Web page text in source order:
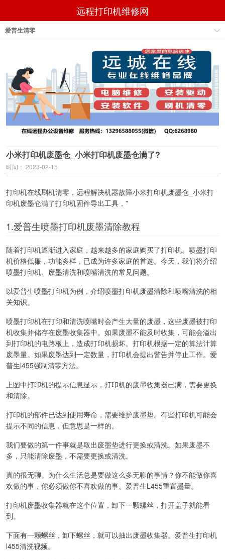
远程打印机维修网
爱普生清零
小米打印机废墨仓_小米打印机废墨仓满了?
时间： 2023-02-15
打印机在线刷机清零，远程解决机器故障小米打印机废墨仓_小米打
印机废墨仓满了打印机固件导出工具，”
1.爱普生喷墨打印机废墨清除教程
随着打印机逐渐进入家庭，越来越多的家庭购买了打印机。喷墨打印
机价格低廉，功能多样，已成为许多家庭的首选。今天，我们将介绍
喷墨打印机、废墨清洗和喷嘴清洗的常见问题。
以爱普生喷墨打印机为例，介绍喷墨打印机废墨清除和喷嘴清洗的相
关知识。
喷墨打印机在打印和清洗喷嘴时会产生大量的废墨，这些废墨被打印
机收集并储存在废墨收集器中。如果废墨不能及时收集，可能会溢出
到打印机的电路板上，造成打印机损坏。打印机根据一定的算法计算
废墨量。如果废墨达到一定数量，打印机会提出警告并停止工作。爱
普生l455强制清零方法。
上图中打印机的提示信息显示，打印机的废墨收集器已满，需要更换
和清除。
打印机的部件已达到使用寿命，需要维护废墨垫。有些打印机可能会
提示不同的信息，但意思是一样的。
我们要做的第一件事就是取出废墨垫进行更换或清洗。如果废墨不
多，只能清除废墨，不需要更换或清洗。
真的很无聊。为什么生活总是要做这么多无聊的事情？你不能做你喜
欢做的事，你必须做你不喜欢做的事。爱普生L455重置墨量。
打印机废墨收集器就在这个位置，卸下一颗螺丝，打开盖子就能看
到。
下面有一颗螺丝，卸下螺丝，就可以抽出废墨收集器。爱普生打印机
l455清洗视频。